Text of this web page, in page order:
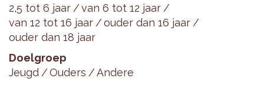
2,5 tot 6 jaar
van 6 tot 12 jaar
van 12 tot 16 jaar
ouder dan 16 jaar
ouder dan 18 jaar
Doelgroep
Jeugd
Ouders
Andere